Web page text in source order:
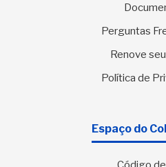
Perguntas
Renove
Política de
Espaço do